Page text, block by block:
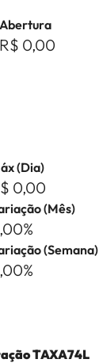
Abertura
R$ 0,00
(Dia)
0,00
(Mês)
(Semana)
TAXA74L